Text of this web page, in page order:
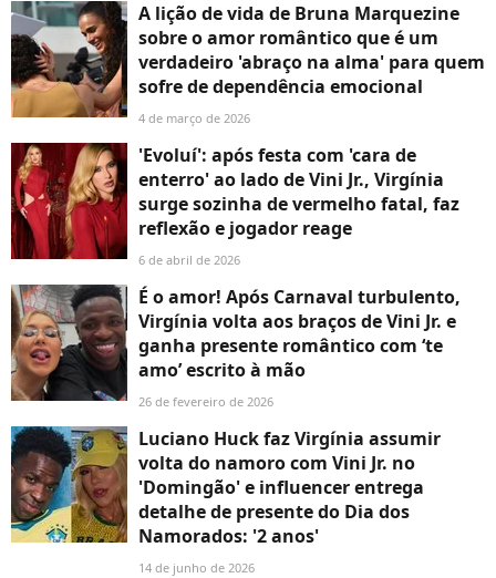
A lição de vida de Bruna Marquezine
sobre o amor romântico que é um
verdadeiro 'abraço na alma' para quem
sofre de dependência emocional
4 de março de 2026
'Evoluí': após festa com 'cara de
enterro' ao lado de Vini Jr., Virgínia
surge sozinha de vermelho fatal, faz
reflexão e jogador reage
6 de abril de 2026
É o amor! Após Carnaval turbulento,
Virgínia volta aos braços de Vini Jr. e
ganha presente romântico com ‘te
amo’ escrito à mão
26 de fevereiro de 2026
Luciano Huck faz Virgínia assumir
volta do namoro com Vini Jr. no
'Domingão' e influencer entrega
detalhe de presente do Dia dos
Namorados: '2 anos'
14 de junho de 2026